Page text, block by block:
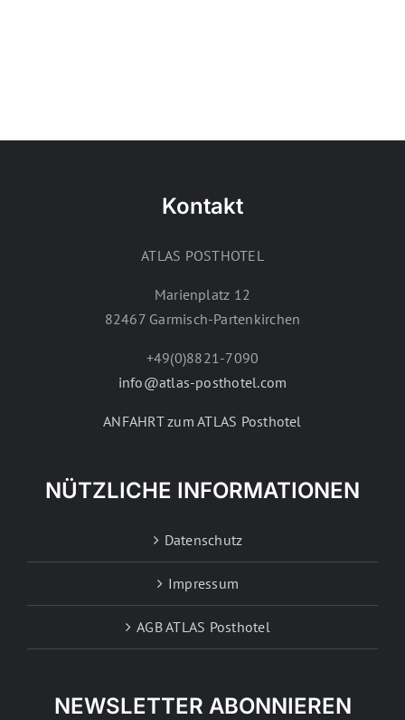
Kontakt
ATLAS POSTHOTEL
Marienplatz 12
82467 Garmisch-Partenkirchen
+49(0)8821-7090
info@atlas-posthotel.com
ANFAHRT zum ATLAS Posthotel
NÜTZLICHE INFORMATIONEN
Datenschutz
Impressum
AGB ATLAS Posthotel
NEWSLETTER ABONNIEREN